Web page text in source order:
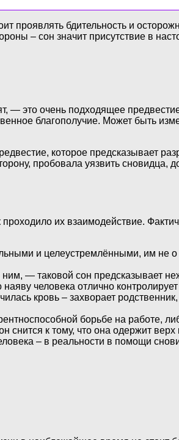
проявлять бдительность и
– сон значит присутствие в
— это очень подходящее
благополучие. Может быть
которое предсказывает
пробовала уязвить сновидца,
их взаимодействие.
и целеустремлёнными, им не
— таковой сон предсказывает
человека отлично контролирует
кровь – захворает
борьбе на работе,
к тому, что она одержит верх
– в реальности в помощи